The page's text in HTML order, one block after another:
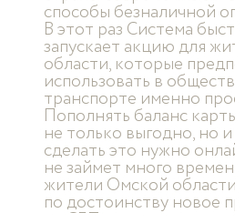
способы безналичной
В этот раз Система
запускает акцию для
области, которые
использовать в
транспорте именно
Пополнять баланс
не только выгодно, но
сделать это нужно
не займет много
жители Омской
по достоинству новое